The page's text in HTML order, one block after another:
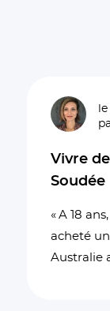
Vivre
Soudée
« A 18
acheté
Australie